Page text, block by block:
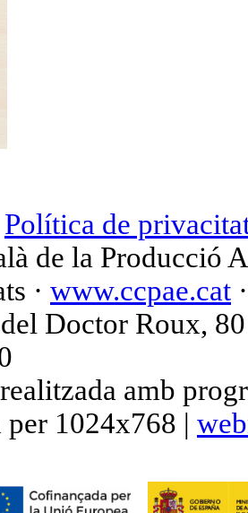
Política de
de la Producció
· www.ccpae.cat
Doctor Roux,
amb
1024x768 |